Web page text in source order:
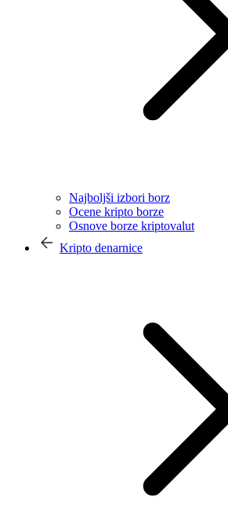
Najboljši izbori borz
Ocene kripto borze
Osnove borze kriptovalut
Kripto denarnice